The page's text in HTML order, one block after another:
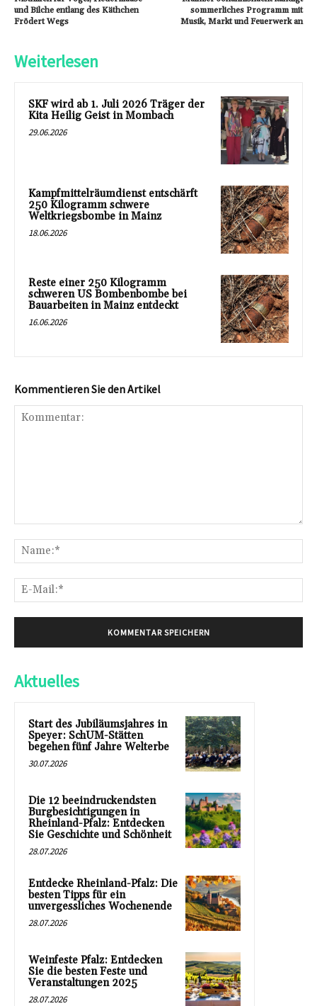
und Bilche entlang des Käthchen
Frödert Wegs
sommerliches Programm mit
Musik, Markt und Feuerwerk an
Weiterlesen
SKF wird ab 1. Juli 2026 Träger der
Kita Heilig Geist in Mombach
29.06.2026
Kampfmittelräumdienst entschärft
250 Kilogramm schwere
Weltkriegsbombe in Mainz
18.06.2026
Reste einer 250 Kilogramm
schweren US Bombenbombe bei
Bauarbeiten in Mainz entdeckt
16.06.2026
Kommentieren Sie den Artikel
Aktuelles
Start des Jubiläumsjahres in
Speyer: SchUM-Stätten
begehen fünf Jahre Welterbe
30.07.2026
Die 12 beeindruckendsten
Burgbesichtigungen in
Rheinland-Pfalz: Entdecken
Sie Geschichte und Schönheit
28.07.2026
Entdecke Rheinland-Pfalz: Die
besten Tipps für ein
unvergessliches Wochenende
28.07.2026
Weinfeste Pfalz: Entdecken
Sie die besten Feste und
Veranstaltungen 2025
28.07.2026